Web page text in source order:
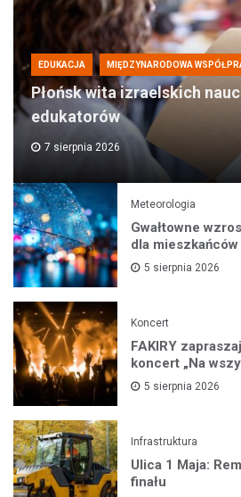
EDUKACJA MIĘDZYNARODOWA
Płońsk wita izraelskich
edukatorów
7 sierpnia 2026
Meteorologia
Gwałtowne
dla
5 sierpnia 2026
Koncert
FAKIRY
koncert „Na
5 sierpnia 2026
Infrastruktura
Ulica 1 Maja:
finału